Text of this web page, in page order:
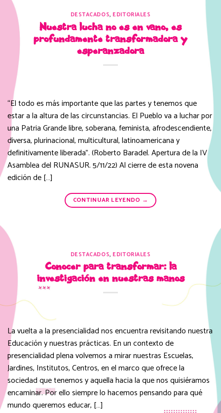
DESTACADOS, EDITORIALES
Nuestra lucha no es en vano, es
profundamente transformadora y
esperanzadora
“El todo es más importante que las partes y tenemos que
estar a la altura de las circunstancias. El Pueblo va a luchar por
una Patria Grande libre, soberana, feminista, afrodescendiente,
diversa, plurinacional, multicultural, latinoamericana y
definitivamente liberada”. (Roberto Baradel. Apertura de la IV
Asamblea del RUNASUR. 5/11/22) Al cierre de esta novena
edición de […]
CONTINUAR LEYENDO →
DESTACADOS, EDITORIALES
Conocer para transformar: la
investigación en nuestras manos
La vuelta a la presencialidad nos encuentra revisitando nuestra
Educación y nuestras prácticas. En un contexto de
presencialidad plena volvemos a mirar nuestras Escuelas,
Jardines, Institutos, Centros, en el marco que ofrece la
sociedad que tenemos y aquella hacia la que nos quisiéramos
encaminar. Por ello siempre lo hacemos pensando para qué
mundo queremos educar, […]